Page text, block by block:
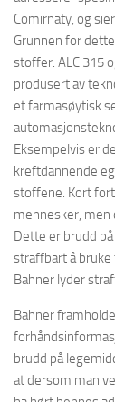
Comirnaty, og
Grunnen for
stoffer: ALC 315
produsert av
et farmasøytisk
Eksempelvis er
kreftdannende
stoffene. Kort
mennesker, men
Dette er brudd
straffbart å
Bahner lyder
Bahner
brudd på
at dersom man